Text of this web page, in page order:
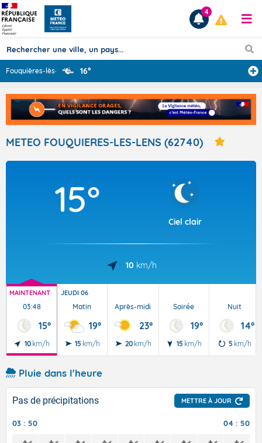
Prévisions
TOUS LES RÉSULTATS
Articles
4
Fouquières-lès- ... 16°
METEO FOUQUIERES-LES-LENS (62740)
15°
Ciel clair
10 km/h
MAINTENANT
03:48
15°
10 km/h
JEUDI 06
Matin
19°
15 km/h
Après-midi
23°
20 km/h
Soirée
19°
15 km/h
Nuit
14°
5 km/h
Pluie dans l'heure
Pas de précipitations METTRE À JOUR
03 : 50 04 : 50